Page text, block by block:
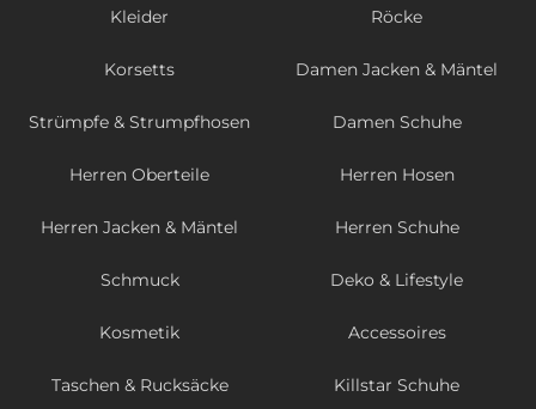
Kleider Röcke
Korsetts Damen Jacken & Mäntel
Strümpfe & Strumpfhosen Damen Schuhe
Herren Oberteile Herren Hosen
Herren Jacken & Mäntel Herren Schuhe
Schmuck Deko & Lifestyle
Kosmetik Accessoires
Taschen & Rucksäcke Killstar Schuhe